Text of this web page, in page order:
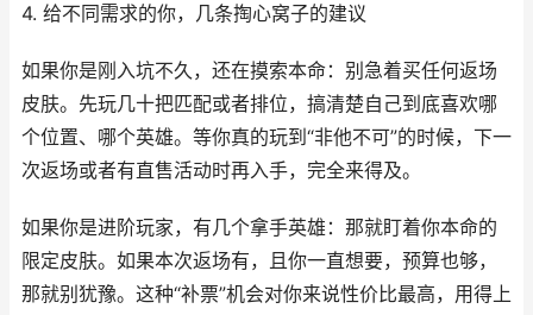
4. 给不同需求的你，几条掏心窝子的建议
如果你是刚入坑不久，还在摸索本命：别急着买任何返场
皮肤。先玩几十把匹配或者排位，搞清楚自己到底喜欢哪
个位置、哪个英雄。等你真的玩到“非他不可”的时候，下一
次返场或者有直售活动时再入手，完全来得及。
如果你是进阶玩家，有几个拿手英雄：那就盯着你本命的
限定皮肤。如果本次返场有，且你一直想要，预算也够，
那就别犹豫。这种“补票”机会对你来说性价比最高，用得上